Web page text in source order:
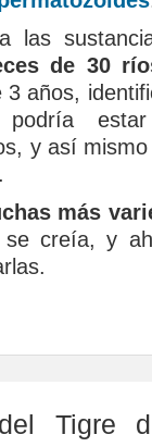
las
de 30
años,
y así
más
creía, y
Tigre